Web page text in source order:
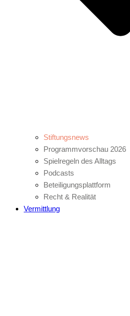
Stiftungsnews
Programmvorschau 2026
Spielregeln des Alltags
Podcasts
Beteiligungsplattform
Recht & Realität
Vermittlung